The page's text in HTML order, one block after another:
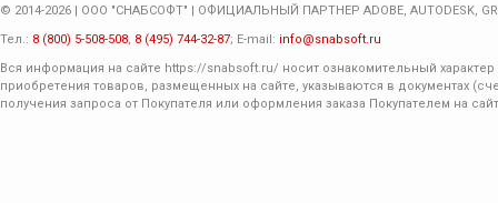
© 2014-2026 | ООО "СНАБСОФТ" | ОФИЦИАЛЬНЫЙ ПАРТНЕР ADOBE, AUTODESK,
Тел.: 8 (800) 5-508-508, 8 (495) 744-32-87; E-mail: info@snabsoft.ru
Вся информация на сайте https://snabsoft.ru/ носит ознакомительный
приобретения товаров, размещенных на сайте, указываются в документах
получения запроса от Покупателя или оформления заказа Покупателем на